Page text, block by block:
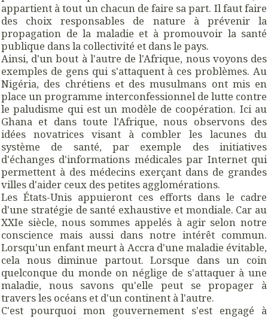
appartient à tout un chacun de faire sa part. Il faut faire
des choix responsables de nature à prévenir la
propagation de la maladie et à promouvoir la santé
publique dans la collectivité et dans le pays.
Ainsi, d'un bout à l'autre de l'Afrique, nous voyons des
exemples de gens qui s'attaquent à ces problèmes. Au
Nigéria, des chrétiens et des musulmans ont mis en
place un programme interconfessionnel de lutte contre
le paludisme qui est un modèle de coopération. Ici au
Ghana et dans toute l'Afrique, nous observons des
idées novatrices visant à combler les lacunes du
système de santé, par exemple des initiatives
d'échanges d'informations médicales par Internet qui
permettent à des médecins exerçant dans de grandes
villes d'aider ceux des petites agglomérations.
Les États-Unis appuieront ces efforts dans le cadre
d'une stratégie de santé exhaustive et mondiale. Car au
XXIe siècle, nous sommes appelés à agir selon notre
conscience mais aussi dans notre intérêt commun.
Lorsqu'un enfant meurt à Accra d'une maladie évitable,
cela nous diminue partout. Lorsque dans un coin
quelconque du monde on néglige de s'attaquer à une
maladie, nous savons qu'elle peut se propager à
travers les océans et d'un continent à l'autre.
C'est pourquoi mon gouvernement s'est engagé à